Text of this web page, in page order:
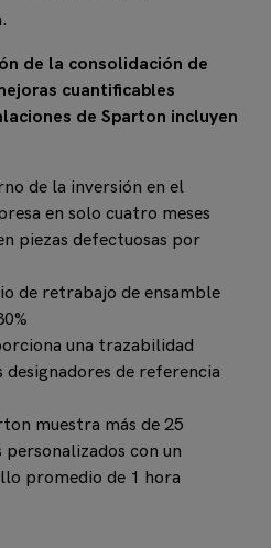
de la consolidación de
cuantificables
de Sparton incluyen
de la inversión en el
en solo cuatro meses
piezas defectuosas por
de retrabajo de ensamble
una trazabilidad
de referencia
muestra más de 25
con un
promedio de 1 hora